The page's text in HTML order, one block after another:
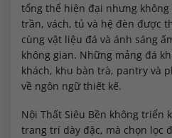
tổng thể hiện đại nhưng
trần, vách, tủ và hệ đèn được
cùng vật liệu đá và ánh sáng
không gian. Những mảng đá
khách, khu bàn trà, pantry và
về ngôn ngữ thiết kế.
Nội Thất Siêu Bền không triển
trang trí dày đặc, mà chọn lọc